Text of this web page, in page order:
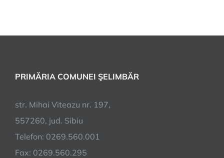
Stanca
Șelimbăr.
PRIMĂRIA COMUNEI ŞELIMBĂR
str. Mihai Viteazu nr. 197,
557260, jud. Sibiu
Telefon: 0269.560.001
Fax: 0269.560.295